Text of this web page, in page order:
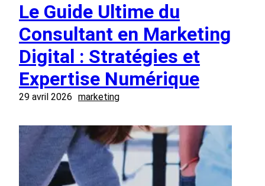
Le Guide Ultime du
Consultant en Marketing
Digital : Stratégies et
Expertise Numérique
29 avril 2026 marketing